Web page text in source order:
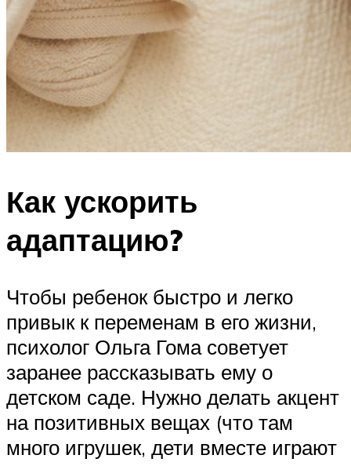
Как ускорить
адаптацию?
Чтобы ребенок быстро и легко
привык к переменам в его жизни,
психолог Ольга Гома советует
заранее рассказывать ему о
детском саде. Нужно делать акцент
на позитивных вещах (что там
много игрушек, дети вместе играют